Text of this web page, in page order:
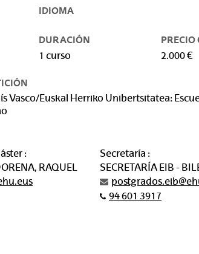
IDIOMA
DURACIÓN
1 curso
2.000 €
Vasco/Euskal Herriko Unibertsitatea:
:
RAQUEL
Secretaría :
SECRETARÍA EIB -
94 601 3917